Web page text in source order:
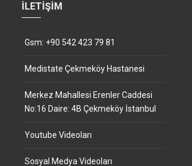
İLETIŞIM
Gsm: +90 542 423 79 81
Medistate Çekmeköy Hastanesi
Merkez Mahallesi Erenler Caddesi
No:16 Daire: 4B Çekmeköy İstanbul
Youtube Videoları
Sosyal Medya Videoları